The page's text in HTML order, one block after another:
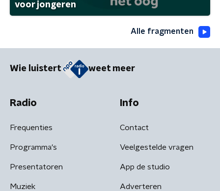
voor jongeren
Alle fragmenten
Wie luistert weet meer
Radio
Frequenties
Programma's
Presentatoren
Muziek
Info
Contact
Veelgestelde vragen
App de studio
Adverteren